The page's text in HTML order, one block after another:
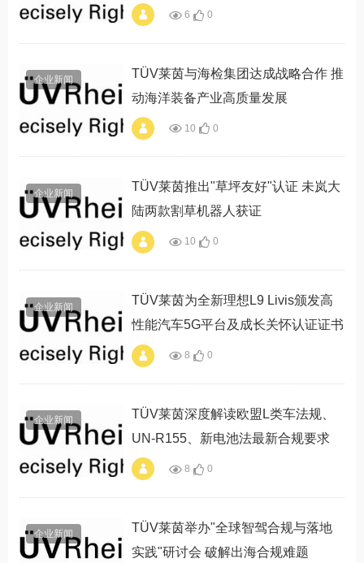
安马自达获欧盟
及澳大利亚ADR型式
认证证书"
型式认证证书
6 0
企业新闻
集团达成战略合作
质量发展"
TÜV莱茵与海检集团达成战略合作 推
动海洋装备产业高质量发展
10 0
企业新闻
出"草坪友好"认证 未
人获证"
TÜV莱茵推出"草坪友好"认证 未岚大
陆两款割草机器人获证
10 0
企业新闻
理想L9 Livis颁发高
成长关怀认证证书"
TÜV莱茵为全新理想L9 Livis颁发高
性能汽车5G平台及成长关怀认证证书
8 0
企业新闻
读欧盟L类车法规、
法最新合规要求"
TÜV莱茵深度解读欧盟L类车法规、
UN-R155、新电池法最新合规要求
8 0
企业新闻
TÜV莱茵举办"全球智驾合规与落地
实践"研讨会 破解出海合规难题